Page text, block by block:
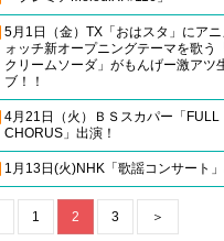
5月1日（金）TX「おはスタ」にア
ォッチ新オープニングテーマを歌う
クリームソーダ」がもんげー激アツ
ブ！！
4月21日（火）ＢＳスカパー「FULL
CHORUS」出演！
1月13日(火)NHK「歌謡コンサート」
1 2 3 ＞